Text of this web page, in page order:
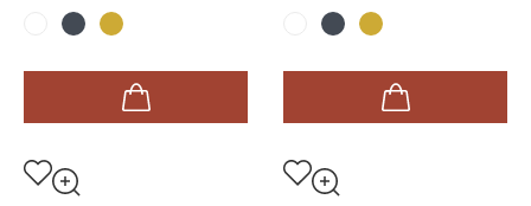
BlancNoirOr
BlancNoirOr